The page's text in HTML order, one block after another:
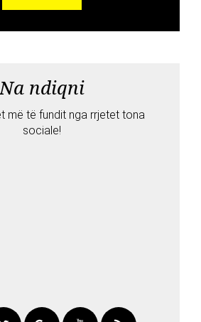
Na ndiqni
më të fundit nga rrjetet tona
sociale!